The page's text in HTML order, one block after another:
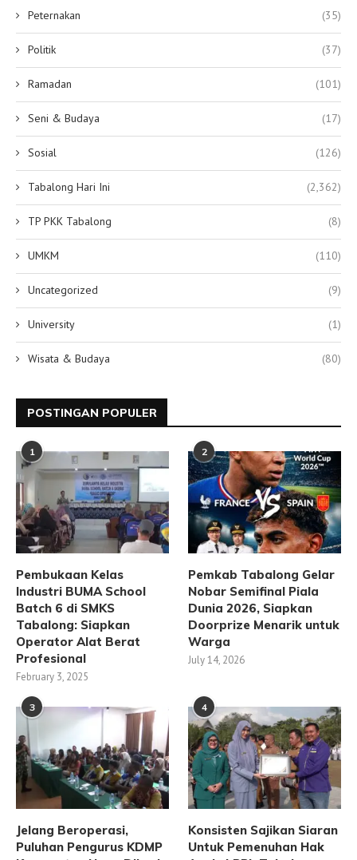
Peternakan (35)
Politik (37)
Ramadan (101)
Seni & Budaya (17)
Sosial (126)
Tabalong Hari Ini (2,362)
TP PKK Tabalong (8)
UMKM (110)
Uncategorized (9)
University (1)
Wisata & Budaya (80)
POSTINGAN POPULER
1
Pembukaan Kelas
Industri BUMA School
Batch 6 di SMKS
Tabalong: Siapkan
Operator Alat Berat
Profesional
February 3, 2025
2
Pemkab Tabalong Gelar
Nobar Semifinal Piala
Dunia 2026, Siapkan
Doorprize Menarik untuk
Warga
July 14, 2026
3
Jelang Beroperasi,
Puluhan Pengurus KDMP
4
Konsisten Sajikan Siaran
Untuk Pemenuhan Hak